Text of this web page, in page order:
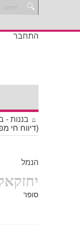
התחבר
בננות -
(דיווח חי
הנמל
סופר